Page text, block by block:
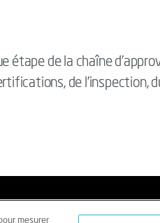
de la chaîne
de
mesurer